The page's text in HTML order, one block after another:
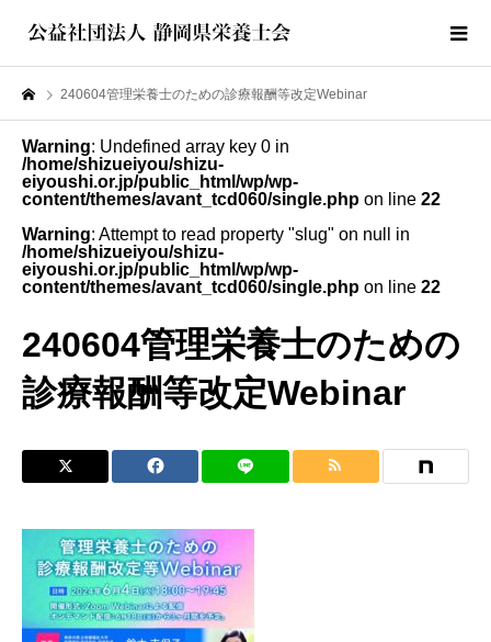
240604管理栄養士のための診療報酬等改定Webinar
Warning: Undefined array key 0 in
/home/shizueiyou/shizu-
eiyoushi.or.jp/public_html/wp/wp-
content/themes/avant_tcd060/single.php on line 22
Warning: Attempt to read property "slug" on null in
/home/shizueiyou/shizu-
eiyoushi.or.jp/public_html/wp/wp-
content/themes/avant_tcd060/single.php on line 22
240604管理栄養士のための
診療報酬等改定Webinar